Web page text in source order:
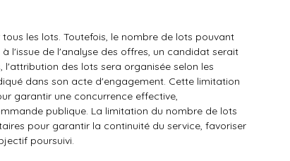
les lots. Toutefois, le nombre de lots pouvant
l'issue de l'analyse des offres, un candidat serait
des lots sera organisée selon les
dans son acte d'engagement. Cette limitation
garantir une concurrence effective,
publique. La limitation du nombre de lots
pour garantir la continuité du service, favoriser
poursuivi.